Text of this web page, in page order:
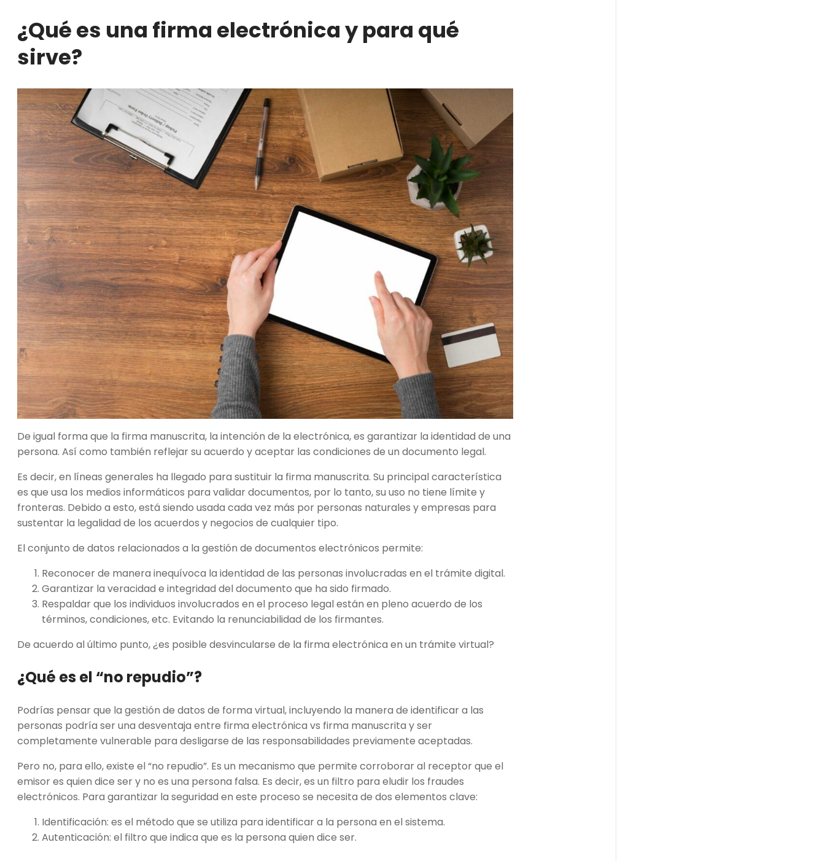
¿Qué es una firma electrónica y para qué
sirve?
De igual forma que la firma manuscrita, la intención de la electrónica, es garantizar la identidad de una
persona. Así como también reflejar su acuerdo y aceptar las condiciones de un documento legal.
Es decir, en líneas generales ha llegado para sustituir la firma manuscrita. Su principal característica
es que usa los medios informáticos para validar documentos, por lo tanto, su uso no tiene límite y
fronteras. Debido a esto, está siendo usada cada vez más por personas naturales y empresas para
sustentar la legalidad de los acuerdos y negocios de cualquier tipo.
El conjunto de datos relacionados a la gestión de documentos electrónicos permite:
Reconocer de manera inequívoca la identidad de las personas involucradas en el trámite digital.
Garantizar la veracidad e integridad del documento que ha sido firmado.
Respaldar que los individuos involucrados en el proceso legal están en pleno acuerdo de los
términos, condiciones, etc. Evitando la renunciabilidad de los firmantes.
De acuerdo al último punto, ¿es posible desvincularse de la firma electrónica en un trámite virtual?
¿Qué es el “no repudio”?
Podrías pensar que la gestión de datos de forma virtual, incluyendo la manera de identificar a las
personas podría ser una desventaja entre firma electrónica vs firma manuscrita y ser
completamente vulnerable para desligarse de las responsabilidades previamente aceptadas.
Pero no, para ello, existe el “no repudio”. Es un mecanismo que permite corroborar al receptor que el
emisor es quien dice ser y no es una persona falsa. Es decir, es un filtro para eludir los fraudes
electrónicos. Para garantizar la seguridad en este proceso se necesita de dos elementos clave:
Identificación: es el método que se utiliza para identificar a la persona en el sistema.
Autenticación: el filtro que indica que es la persona quien dice ser.